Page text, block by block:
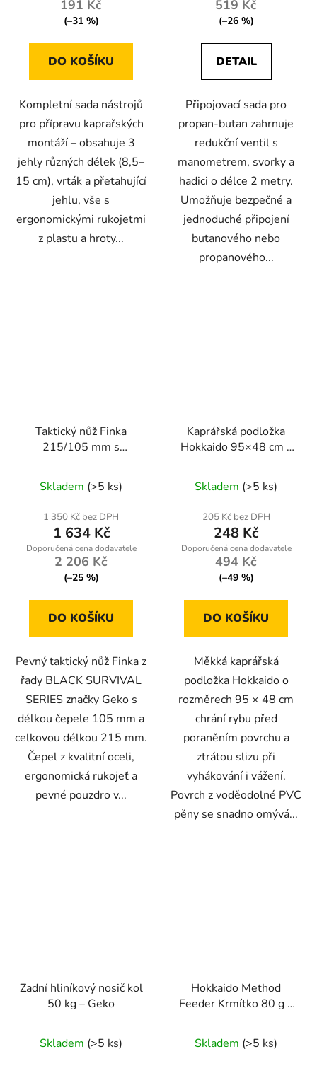
z
hvězdiček.
191 Kč
(–31 %)
DO KOŠÍKU
Kompletní sada nástrojů
pro přípravu kaprařských
montáží – obsahuje 3
jehly různých délek (8,5–
15 cm), vrták a přetahující
jehlu, vše s
ergonomickými rukojeťmi
z plastu a hroty...
519 Kč
(–26 %)
DETAIL
Připojovací sada pro
propan-butan zahrnuje
redukční ventil s
manometrem, svorky a
hadici o délce 2 metry.
Umožňuje bezpečné a
jednoduché připojení
butanového nebo
propanového...
Taktický nůž Finka
215/105 mm s
SURVIVAL SERIES –
Geko
Skladem (>5 ks)
1 350 Kč bez DPH
1 634 Kč
2 206 Kč
(–25 %)
DO KOŠÍKU
Pevný taktický nůž Finka z
řady BLACK SURVIVAL
SERIES značky Geko s
délkou čepele 105 mm a
celkovou délkou 215 mm.
Čepel z kvalitní oceli,
ergonomická rukojeť a
pevné pouzdro v...
Kaprářská podložka
Hokkaido 95×48 cm –
vyhákování a vážení
Skladem (>5 ks)
205 Kč bez DPH
248 Kč
494 Kč
(–49 %)
DO KOŠÍKU
Měkká kaprářská
podložka Hokkaido o
rozměrech 95 × 48 cm
chrání rybu před
poraněním povrchu a
ztrátou slizu při
vyhákování i vážení.
Povrch z voděodolné PVC
pěny se snadno omývá...
Zadní hliníkový nosič kol
50 kg – Geko
Skladem (>5 ks)
Hokkaido Method
Feeder Krmítko 80 g s
Skladem (>5 ks)